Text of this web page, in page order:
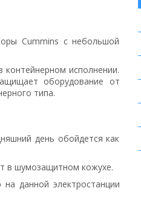
Cummins с небольшой
исполнении.
оборудование от
типа.
день обойдется как
в шумозащитном кожухе.
данной электростанции